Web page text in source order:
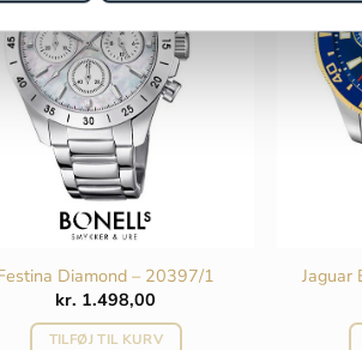
Diamond – 20397/1
kr. 1.498,00
TILFØJ TIL KURV
Jaguar